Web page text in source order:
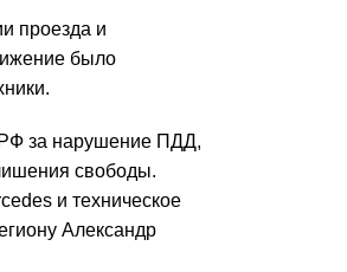
проезда и
было
РФ за нарушение ПДД,
свободы.
и техническое
Александр